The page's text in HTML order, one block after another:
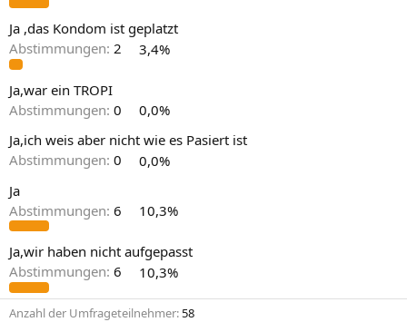
Ja ,das Kondom ist geplatzt
Abstimmungen: 2 3,4%
Ja,war ein TROPI
Abstimmungen: 0
0,0%
Ja,ich weis aber nicht wie es Pasiert ist
Abstimmungen: 0
0,0%
Ja
Abstimmungen: 6 10,3%
Ja,wir haben nicht aufgepasst
Abstimmungen: 6 10,3%
Anzahl der Umfrageteilnehmer 58